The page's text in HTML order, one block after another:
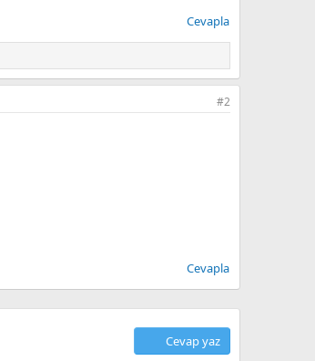
Cevapla
#2
Cevapla
Cevap yaz